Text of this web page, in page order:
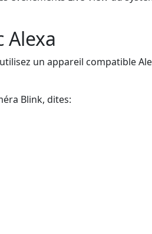
Alexa
un appareil compatible
Blink, dites: